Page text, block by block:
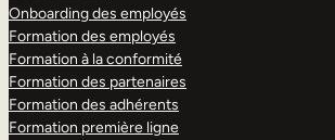
Onboarding des employés
Formation des employés
Formation à la conformité
Formation des partenaires
Formation des adhérents
Formation première ligne